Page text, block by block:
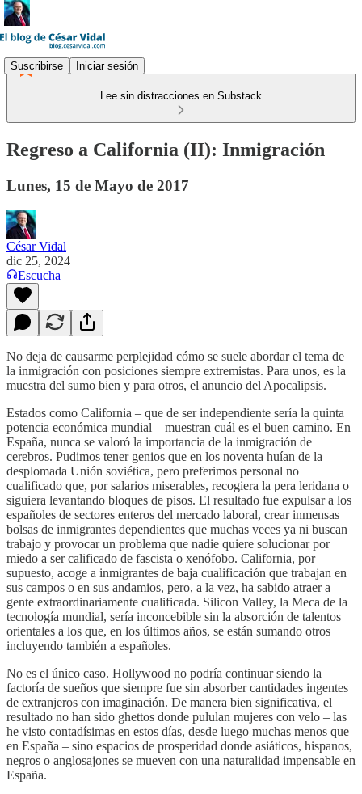
Suscribirse Iniciar sesión
Lee sin distracciones en Substack
Regreso a California (II): Inmigración
Lunes, 15 de Mayo de 2017
César Vidal
dic 25, 2024
Escucha
No deja de causarme perplejidad cómo se suele abordar el tema de
la inmigración con posiciones siempre extremistas. Para unos, es la
muestra del sumo bien y para otros, el anuncio del Apocalipsis.
Estados como California – que de ser independiente sería la quinta
potencia económica mundial – muestran cuál es el buen camino. En
España, nunca se valoró la importancia de la inmigración de
cerebros. Pudimos tener genios que en los noventa huían de la
desplomada Unión soviética, pero preferimos personal no
cualificado que, por salarios miserables, recogiera la pera leridana o
siguiera levantando bloques de pisos. El resultado fue expulsar a los
españoles de sectores enteros del mercado laboral, crear inmensas
bolsas de inmigrantes dependientes que muchas veces ya ni buscan
trabajo y provocar un problema que nadie quiere solucionar por
miedo a ser calificado de fascista o xenófobo. California, por
supuesto, acoge a inmigrantes de baja cualificación que trabajan en
sus campos o en sus andamios, pero, a la vez, ha sabido atraer a
gente extraordinariamente cualificada. Silicon Valley, la Meca de la
tecnología mundial, sería inconcebible sin la absorción de talentos
orientales a los que, en los últimos años, se están sumando otros
incluyendo también a españoles.
No es el único caso. Hollywood no podría continuar siendo la
factoría de sueños que siempre fue sin absorber cantidades ingentes
de extranjeros con imaginación. De manera bien significativa, el
resultado no han sido ghettos donde pululan mujeres con velo – las
he visto contadísimas en estos días, desde luego muchas menos que
en España – sino espacios de prosperidad donde asiáticos, hispanos,
negros o anglosajones se mueven con una naturalidad impensable en
España.